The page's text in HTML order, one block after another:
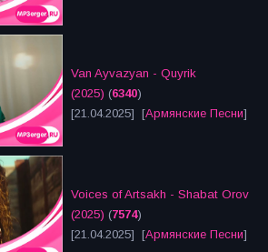
Van Ayvazyan - Quyrik
(2025) (6340)
[21.04.2025] [Армянские Песни]
Voices of Artsakh - Shabat Orov
(2025) (7574)
[21.04.2025] [Армянские Песни]